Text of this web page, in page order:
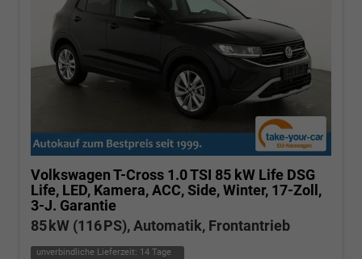
Volkswagen T-Cross 1.0 TSI 85 kW Life DSG
Life, LED, Kamera, ACC, Side, Winter, 17-Zoll,
3-J. Garantie
85 kW (116 PS), Automatik, Frontantrieb
unverbindliche Lieferzeit: 14 Tage